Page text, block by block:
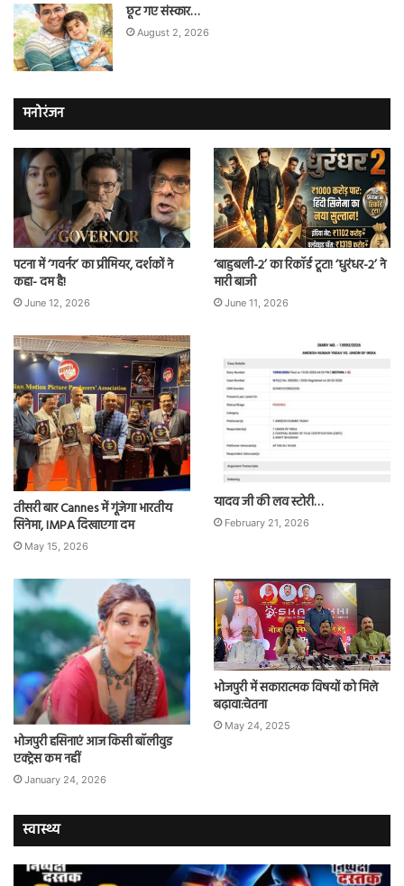
छूट गए संस्कार…
August 2, 2026
मनोरंजन
पटना में ‘गवर्नर’ का प्रीमियर, दर्शकों ने
कहा- दम है!
June 12, 2026
‘बाहुबली-2’ का रिकॉर्ड टूटा! ‘धुरंधर-2’ ने
मारी बाजी
June 11, 2026
तीसरी बार Cannes में गूंजेगा भारतीय
सिनेमा, IMPA दिखाएगा दम
May 15, 2026
यादव जी की लव स्टोरी…
February 21, 2026
भोजपुरी हसिनाएं आज किसी बॉलीवुड
एक्ट्रेस कम नहीं
January 24, 2026
भोजपुरी में सकारात्मक विषयों को मिले
बढ़ावा:चेतना
May 24, 2025
स्वास्थ्य